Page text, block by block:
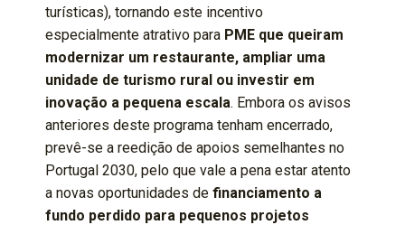
turísticas), tornando este incentivo
especialmente atrativo para PME que queiram
modernizar um restaurante, ampliar uma
unidade de turismo rural ou investir em
inovação a pequena escala. Embora os avisos
anteriores deste programa tenham encerrado,
prevê-se a reedição de apoios semelhantes no
Portugal 2030, pelo que vale a pena estar atento
a novas oportunidades de financiamento a
fundo perdido para pequenos projetos